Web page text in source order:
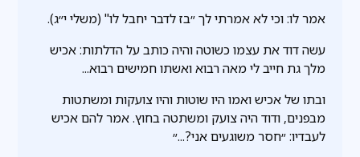
אמר לו: וכי לא אמרתי לך ״בז לדבר יחבל לו" (משלי י״ג).
עשה דוד את עצמו כשוטה והיה כותב על הדלתות: אכיש
מלך גת חייב לי מאה רבוא ואשתו חמישים רבוא...
ובתו של אכיש ואמו היו שוטות והיו צועקות ומשתטות
מבפנים, ודוד היה צועק ומשתטה בחוץ. אמר להם אכיש
לעבדיו: ״חסר משוגעים אני?...״